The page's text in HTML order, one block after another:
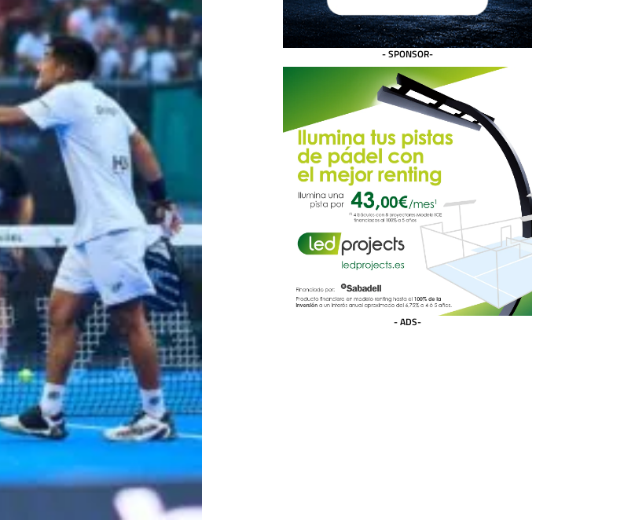
- SPONSOR-
- ADS-